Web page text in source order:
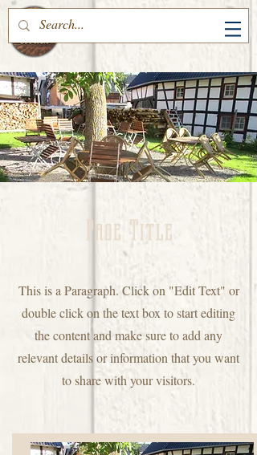
Page Title
This is a Paragraph. Click on "Edit Text" or
double click on the text box to start editing
the content and make sure to add any
relevant details or information that you want
to share with your visitors.